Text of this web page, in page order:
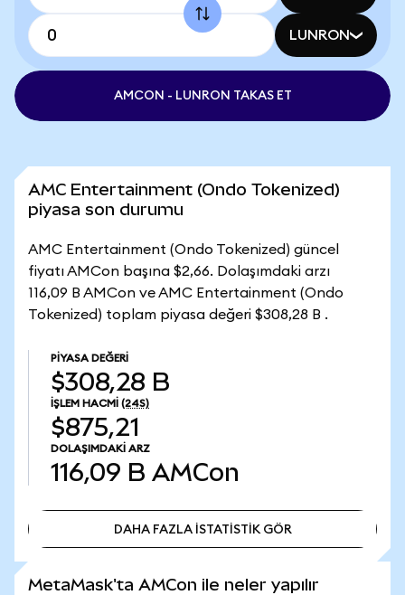
LUNRON
AMCON - LUNRON TAKAS ET
AMC Entertainment (Ondo Tokenized)
piyasa son durumu
AMC Entertainment (Ondo Tokenized) güncel
fiyatı AMCon başına $2,66. Dolaşımdaki arzı
116,09 B AMCon ve AMC Entertainment (Ondo
Tokenized) toplam piyasa değeri $308,28 B .
PIYASA DEĞERI
$308,28 B
İŞLEM HACMI (24S)
$875,21
DOLAŞIMDAKI ARZ
116,09 B AMCon
DAHA FAZLA İSTATİSTİK GÖR
MetaMask'ta AMCon ile neler yapılır